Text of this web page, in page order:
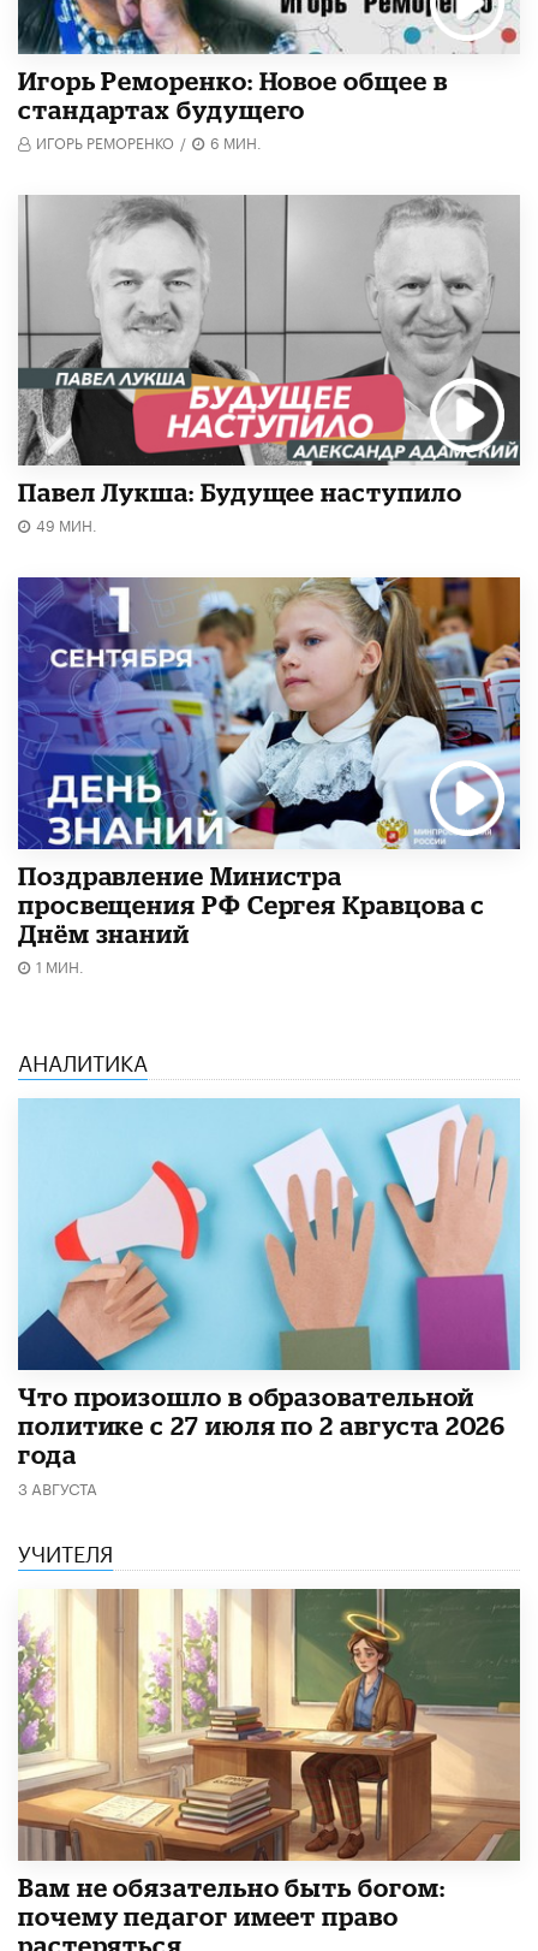
Игорь Реморенко: Новое общее в
стандартах будущего
ИГОРЬ РЕМОРЕНКО / 6 МИН.
Павел Лукша: Будущее наступило
49 МИН.
Поздравление Министра
просвещения РФ Сергея Кравцова с
Днём знаний
1 МИН.
АНАЛИТИКА
​Что произошло в образовательной
политике с 27 июля по 2 августа 2026
года
3 АВГУСТА
УЧИТЕЛЯ
​Вам не обязательно быть богом:
почему педагог имеет право
растеряться